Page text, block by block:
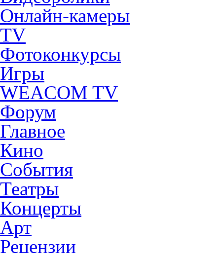
Онлайн-камеры
TV
Фотоконкурсы
Игры
WEACOM TV
Форум
Главное
Кино
События
Театры
Концерты
Арт
Рецензии